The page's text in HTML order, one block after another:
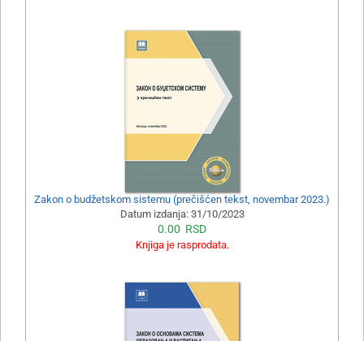
Zakon o budžetskom sistemu (prečišćen tekst, novembar 2023.)
Datum izdanja: 31/10/2023
0.00 RSD
Knjiga je rasprodata.